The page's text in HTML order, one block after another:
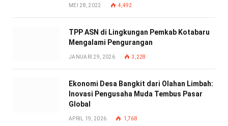
MEI 28, 2022 4,492
TPP ASN di Lingkungan Pemkab Kotabaru
Mengalami Pengurangan
JANUARI 29, 2026 3,228
Ekonomi Desa Bangkit dari Olahan Limbah:
Inovasi Pengusaha Muda Tembus Pasar
Global
APRIL 19, 2026 1,768